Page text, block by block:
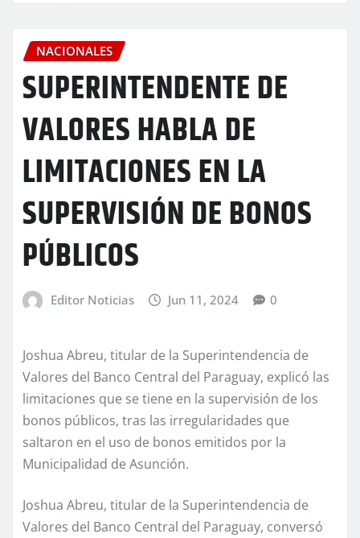
NACIONALES
SUPERINTENDENTE DE
VALORES HABLA DE
LIMITACIONES EN LA
SUPERVISIÓN DE BONOS
PÚBLICOS
Editor Noticias Jun 11, 2024 0
Joshua Abreu, titular de la Superintendencia de
Valores del Banco Central del Paraguay, explicó las
limitaciones que se tiene en la supervisión de los
bonos públicos, tras las irregularidades que
saltaron en el uso de bonos emitidos por la
Municipalidad de Asunción.
Joshua Abreu, titular de la Superintendencia de
Valores del Banco Central del Paraguay, conversó